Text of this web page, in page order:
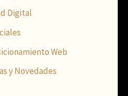
Digital
Web
y Novedades